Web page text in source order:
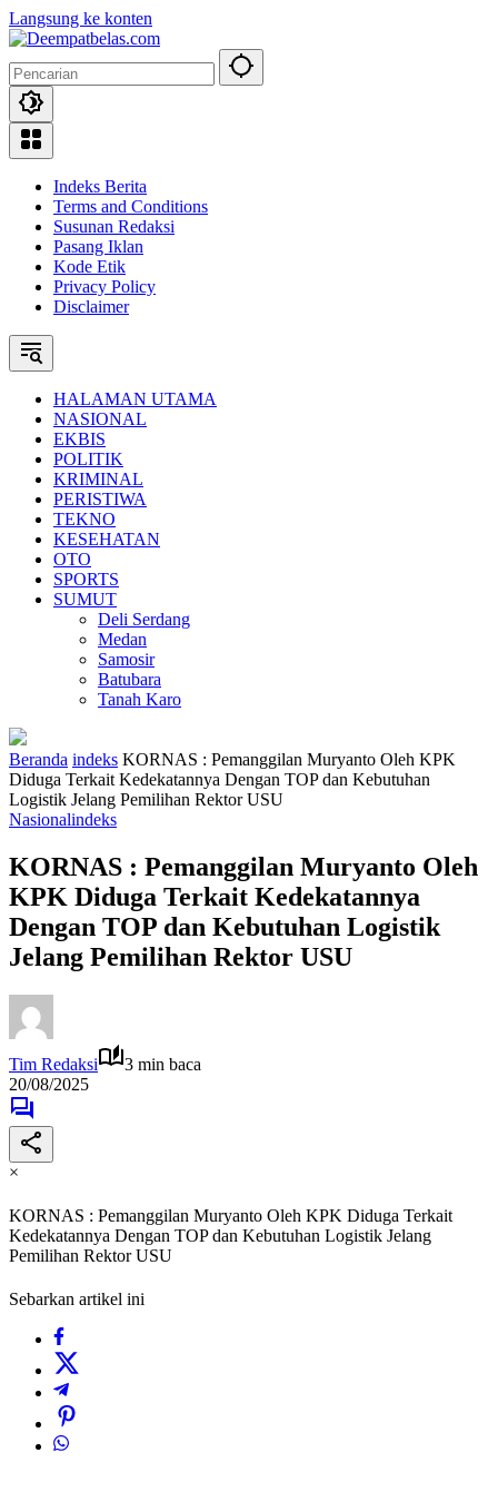
Langsung ke konten
Indeks Berita
Terms and Conditions
Susunan Redaksi
Pasang Iklan
Kode Etik
Privacy Policy
Disclaimer
HALAMAN UTAMA
NASIONAL
EKBIS
POLITIK
KRIMINAL
PERISTIWA
TEKNO
KESEHATAN
OTO
SPORTS
SUMUT
Deli Serdang
Medan
Samosir
Batubara
Tanah Karo
Beranda indeks KORNAS : Pemanggilan Muryanto Oleh KPK
Diduga Terkait Kedekatannya Dengan TOP dan Kebutuhan
Logistik Jelang Pemilihan Rektor USU
Nasionalindeks
KORNAS : Pemanggilan Muryanto Oleh
KPK Diduga Terkait Kedekatannya
Dengan TOP dan Kebutuhan Logistik
Jelang Pemilihan Rektor USU
Tim Redaksi
3 min baca
20/08/2025
×
KORNAS : Pemanggilan Muryanto Oleh KPK Diduga Terkait
Kedekatannya Dengan TOP dan Kebutuhan Logistik Jelang
Pemilihan Rektor USU
Sebarkan artikel ini